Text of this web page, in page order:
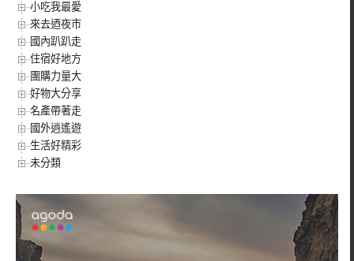
小吃我最愛
來去迺夜市
國內趴趴走
住宿好地方
團購力量大
好物大分享
名產帶著走
國外逍遙遊
生活好精彩
未分類